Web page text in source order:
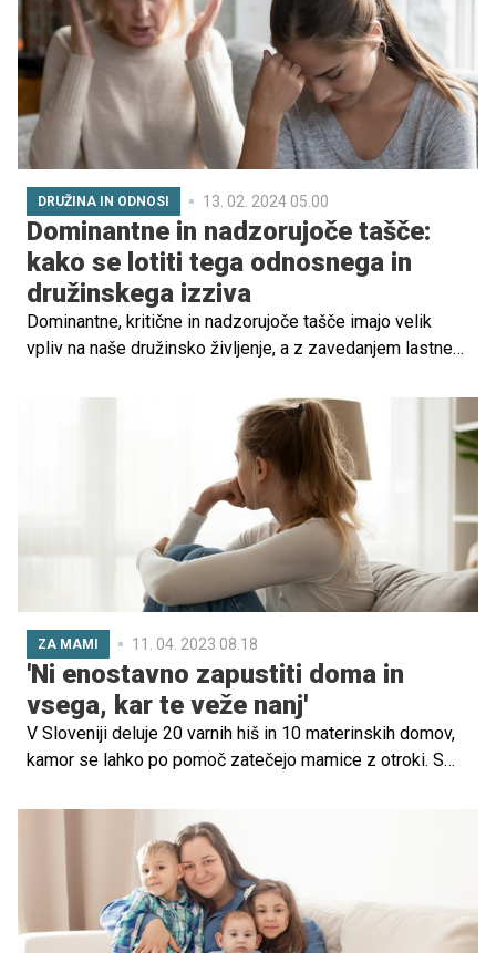
spremeniti. Ravno nasprotno, jasno je, da imajo otroci z
DS vsako leto več diagnoz in težav.'' poudarja mama
osemletnega otroka z Downovim sindromom Neža
Šabanovič Grmšek. Poglejmo si podrobno problematiko,
ki pesti starše otrok z Downovim sindromom.
DRUŽINA IN ODNOSI 13. 02. 2024 05.00
Dominantne in nadzorujoče tašče:
kako se lotiti tega odnosnega in
družinskega izziva
Dominantne, kritične in nadzorujoče tašče imajo velik
vpliv na naše družinsko življenje, a z zavedanjem lastne
potrpežljivostjo lahko najdemo načine za premagovanje
vseh večjih frustracij. V nadaljevanju preverite, kaj je
značilno za takšno taščo, kaj se skriva v ozadju njenega
vedenja in kako se spopasti s tovrstnim izzivom.
ZA MAMI 11. 04. 2023 08.18
'Ni enostavno zapustiti doma in
vsega, kar te veže nanj'
V Sloveniji deluje 20 varnih hiš in 10 materinskih domov,
kamor se lahko po pomoč zatečejo mamice z otroki. S
predsednica Sekcije varnih hiš, materinskih domov in
sorodnih organizacij pri Socialni zbornici Slovenije, Suzi
Kvas, ki med drugim poudarja: "Bolečina bi nam bila
velikokrat lahko prihranjena, če bi znali poslušati drug
drugega in se predvsem slišati. Zato menim, da je najbolj
pomembno, da smo senzibilni, da zaznamo stisko